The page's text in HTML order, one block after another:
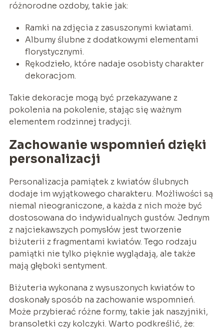
różnorodne ozdoby, takie jak:
Ramki na zdjęcia z zasuszonymi kwiatami.
Albumy ślubne z dodatkowymi elementami
florystycznymi.
Rękodzieło, które nadaje osobisty charakter
dekoracjom.
Takie dekoracje mogą być przekazywane z
pokolenia na pokolenie, stając się ważnym
elementem rodzinnej tradycji.
Zachowanie wspomnień dzięki
personalizacji
Personalizacja pamiątek z kwiatów ślubnych
dodaje im wyjątkowego charakteru. Możliwości są
niemal nieograniczone, a każda z nich może być
dostosowana do indywidualnych gustów. Jednym
z najciekawszych pomysłów jest tworzenie
biżuterii z fragmentami kwiatów. Tego rodzaju
pamiątki nie tylko pięknie wyglądają, ale także
mają głęboki sentyment.
Biżuteria wykonana z wysuszonych kwiatów to
doskonały sposób na zachowanie wspomnień.
Może przybierać różne formy, takie jak naszyjniki,
bransoletki czy kolczyki. Warto podkreślić, że: